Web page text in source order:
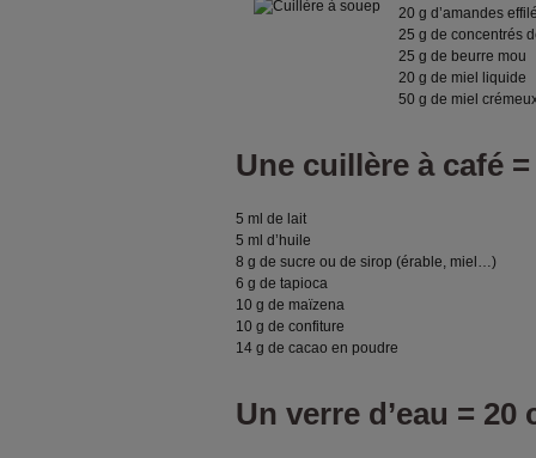
20 g d’amandes
25 g de concentrés
25 g de beurre mou
20 g de miel liquide
50 g de miel
Une cuillère à café
5 ml de lait
5 ml d’huile
8 g de sucre ou de sirop (érable, miel…)
6 g de tapioca
10 g de maïzena
10 g de confiture
14 g de cacao en poudre
Un verre d’eau = 20